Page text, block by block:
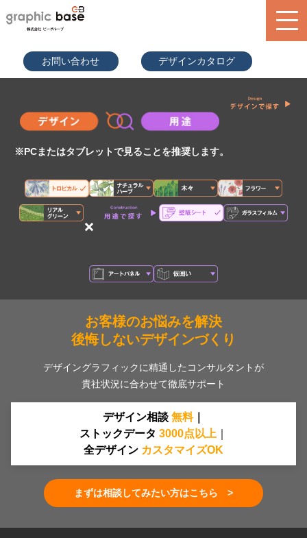
お問い合わせ デザインカタログ
design library
search
※PCまたはタブレットで見ることを推奨します。
×
お客様のお悩みを解決
後悔しないデザインづくり
デザイングラフィックに精通したコンサルタントが
貴社状況に合わせて徹底サポート
デザイン相談 無料｜
ストックデータ 3000点 以上
全デザイン カスタマイズOK
まずは相談してみたい方はこちら >